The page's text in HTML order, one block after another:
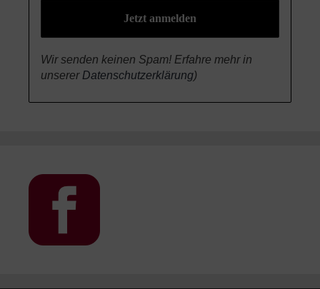
Wir senden keinen Spam! Erfahre mehr in
unserer Datenschutzerklärung)